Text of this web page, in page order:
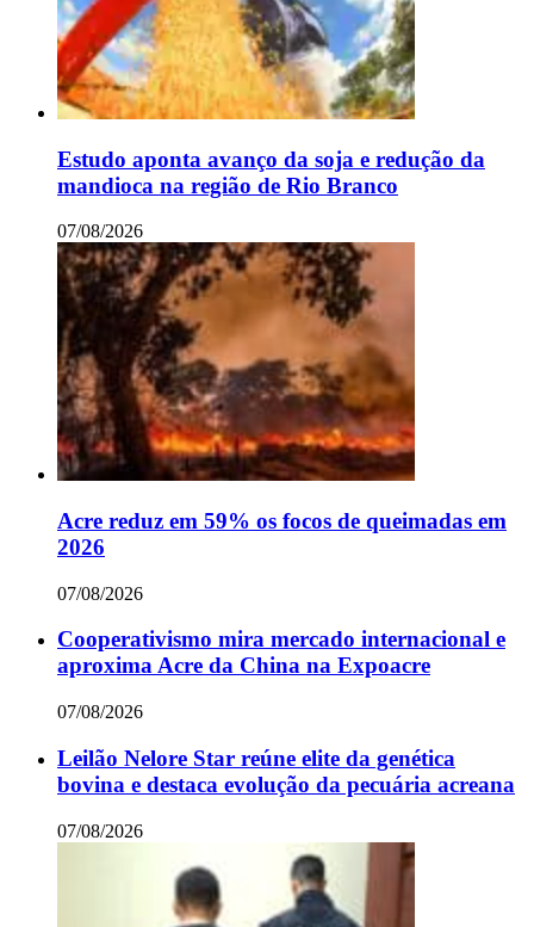
Estudo aponta avanço da soja e redução da
mandioca na região de Rio Branco
07/08/2026
Acre reduz em 59% os focos de queimadas em
2026
07/08/2026
Cooperativismo mira mercado internacional e
aproxima Acre da China na Expoacre
07/08/2026
Leilão Nelore Star reúne elite da genética
bovina e destaca evolução da pecuária acreana
07/08/2026